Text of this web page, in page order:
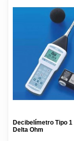
Decibelímetro Tipo 1
Delta Ohm